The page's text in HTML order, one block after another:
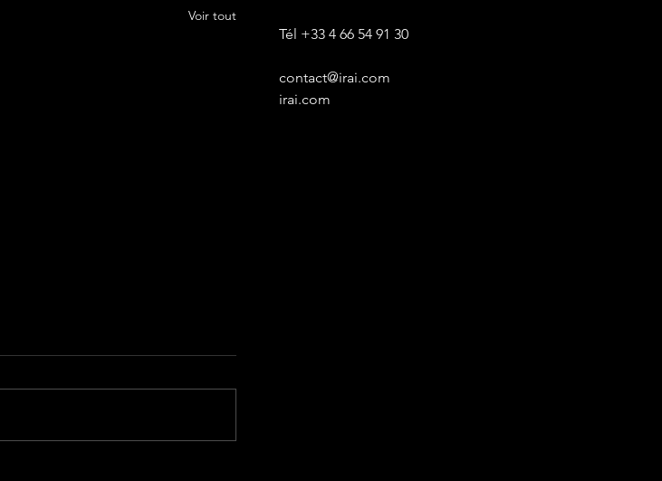
Voir tout
Tél +33 4 66 54 91 30
contact@irai.com
irai.com